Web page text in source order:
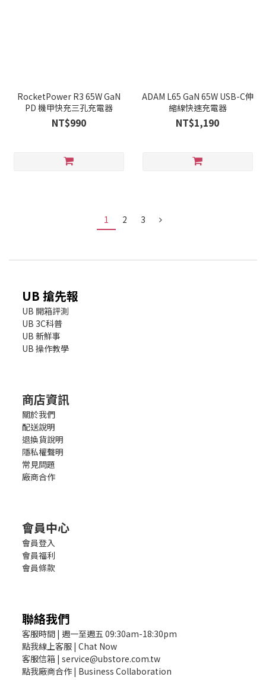
RocketPower R3 65W GaN
PD 機甲快充三孔充電器
NT$990
ADAM L65 GaN 65W USB-C伸
縮線快速充電器
NT$1,190
1 2 3
UB 搶先報
UB 開箱評測
UB 3C科普
UB 新鮮事
UB 操作教學
商店資訊
關於我們
配送說明
退換貨說明
隱私權聲明
常見問題
廠商合作
會員中心
會員登入
會員福利
會員條款
聯絡我們
客服時間 | 週一至週五 09:30am-18:30pm
點我線上客服 | Chat Now
客服信箱 | service@ubstore.com.tw
點我廠商合作 | Business Collaboration